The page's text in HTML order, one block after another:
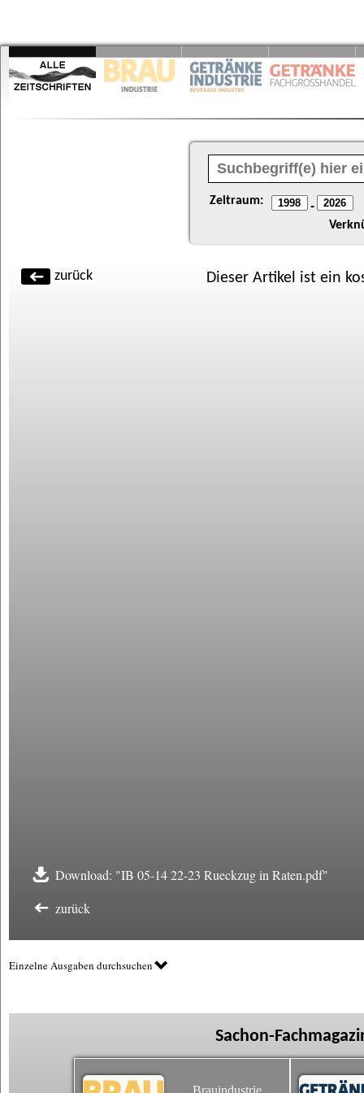
Zeitraum: -
zurück Dieser Artikel ist ein
Download: "IB 05-14 22-23 Rueckzug in Raten.pdf"
zurück
Einzelne Ausgaben durchsuchen
Sachon-
Brauindustrie